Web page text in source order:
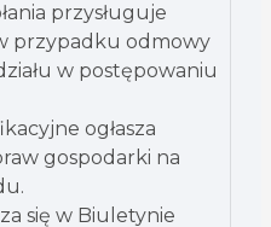
przysługuje
przypadku odmowy
w postępowaniu
ogłasza
gospodarki na
się w Biuletynie